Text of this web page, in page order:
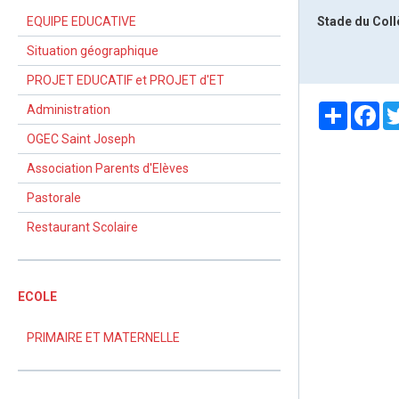
Stade du
Partager
EQUIPE EDUCATIVE
Situation géographique
PROJET EDUCATIF et PROJET d'ET
Administration
OGEC Saint Joseph
Association Parents d'Elèves
Pastorale
Restaurant Scolaire
ECOLE
PRIMAIRE ET MATERNELLE